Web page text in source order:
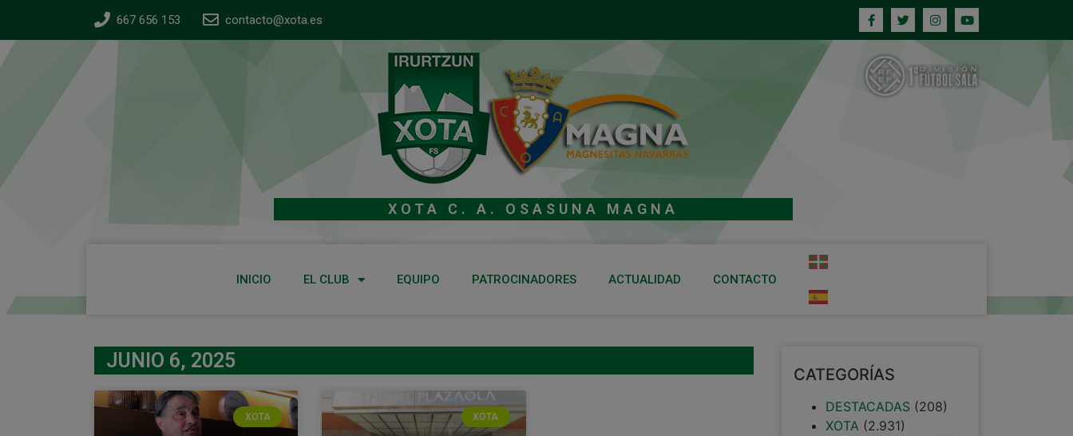
667 656 153 contacto@xota.es
XOTA C. A. OSASUNA MAGNA
INICIO EL CLUB EQUIPO PATROCINADORES ACTUALIDAD CONTACTO
JUNIO 6, 2025
XOTA XOTA
CATEGORÍAS
DESTACADAS (208)
XOTA (2.931)